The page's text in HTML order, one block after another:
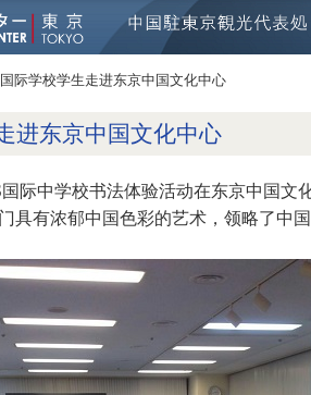
国际学校学生走进东京中国文化中心
进东京中国文化中心
际中学校书法体验活动在东京中国文
具有浓郁中国色彩的艺术，领略了中